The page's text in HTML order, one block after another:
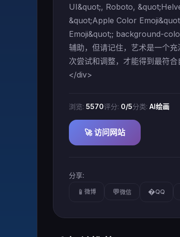
UI&quot;, Roboto,
&quot;Apple Color
Emoji&quot;; background-
辅助，但请记住，艺术是一个
次尝试和调整，才能得到最符
</div>
浏览: 5570评分: 0/5分类: AI绘画
🚀 访问网站
分享:
📱 微博 💬微信 �QQ